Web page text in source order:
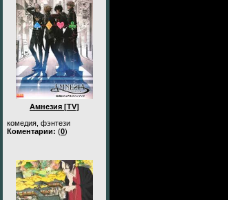
Амнезия [TV]
комедия, фэнтези
Коментарии: (0)